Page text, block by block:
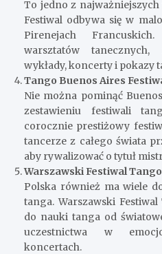
To jedno z
Festiwal odbywa się w
Pirenejach
warsztatów
wykłady, koncerty i pokazy
Tango Buenos Aires
Nie można pominąć
zestawieniu festiwali
corocznie prestiżowy
tancerze z całego świata
aby rywalizować o tytuł
Warszawski Festiwal
Polska również ma wiele
tanga. Warszawski
do nauki tanga od
uczestnictwa w
koncertach.